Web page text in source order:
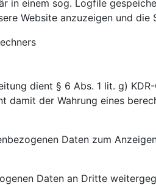
in einem sog. Logfile
Website anzuzeigen und
dient § 6 Abs. 1 lit. g)
damit der Wahrung eines
Daten zum
Daten an Dritte